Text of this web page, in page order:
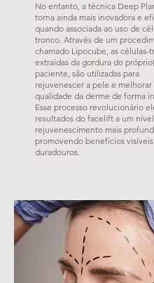
No entanto, a técnica Deep
torna ainda mais inovadora e
quando associada ao uso de
tronco. Através de um
chamado Lipocube, as células-
extraídas da gordura do
paciente, são utilizadas para
rejuvenescer a pele e melhorar
qualidade da derme de forma
Esse processo revolucionário
resultados do facelift a um
rejuvenescimento mais
promovendo benefícios
duradouros.